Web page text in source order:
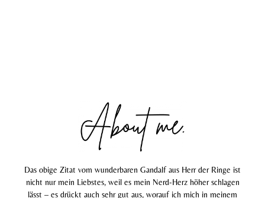
Das obige Zitat vom wunderbaren Gandalf aus Herr der Ringe ist
nicht nur mein Liebstes, weil es mein Nerd-Herz höher schlagen
lässt – es drückt auch sehr gut aus, worauf ich mich in meinem